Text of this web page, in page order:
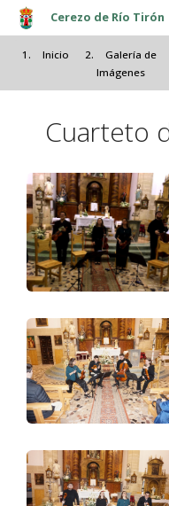
Pasar al
Cerezo de Río Tirón
Inicio
Galería de
Imágenes
Cuarteto